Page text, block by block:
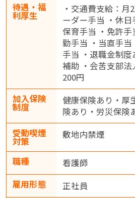
待遇・福
利厚生
・交通費支給：月
ーダー手当 ・休日
保育手当 ・免許
勤手当 ・当直手
手当 ・退職金制
補助 ・会苦支部
200円
加入保険
制度
健康保険あり・厚
険あり・労災保険
受動喫煙
対策
敷地内禁煙
職種
看護師
雇用形態
正社員